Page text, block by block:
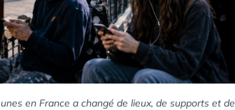
en France a changé de lieux, de supports et de